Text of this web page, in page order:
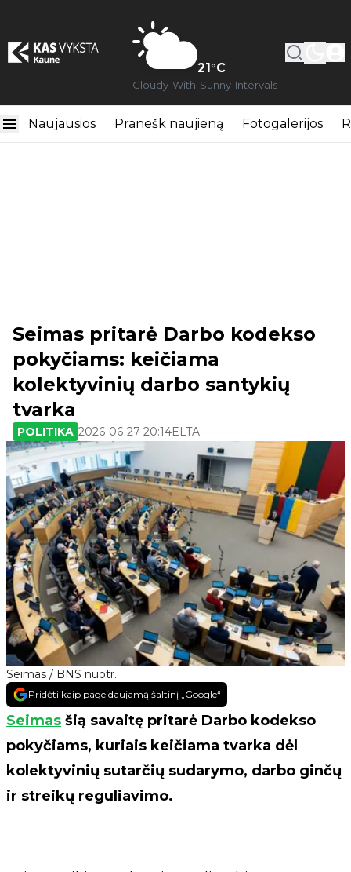
21°C
Cloudy-With-Sunny-Intervals
Naujausios Pranešk naujieną Fotogalerijos
Seimas / BNS nuotr.
Seimas pritarė Darbo kodekso
pokyčiams: keičiama
kolektyvinių darbo santykių
tvarka
POLITIKA 2026-06-27 20:14ELTA
Pridėti kaip pageidaujamą šaltinį „Google“
Seimas šią savaitę pritarė Darbo kodekso
pokyčiams, kuriais keičiama tvarka dėl
kolektyvinių sutarčių sudarymo, darbo ginčų
ir streikų reguliavimo.